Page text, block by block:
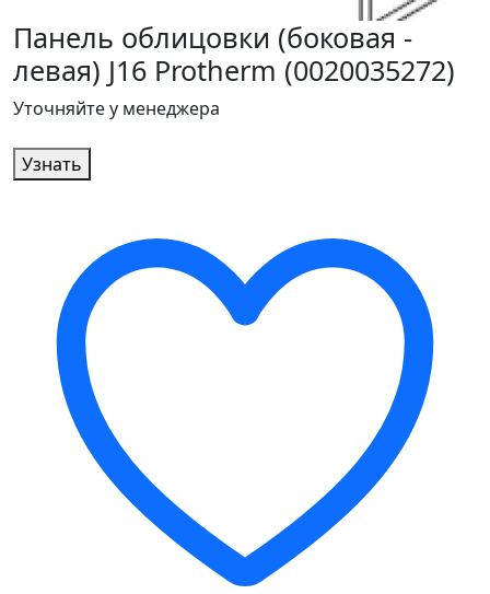
Панель облицовки (боковая -
левая) J16 Protherm (0020035272)
Уточняйте у менеджера
Узнать